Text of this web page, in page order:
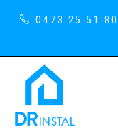
0473 25 51 80